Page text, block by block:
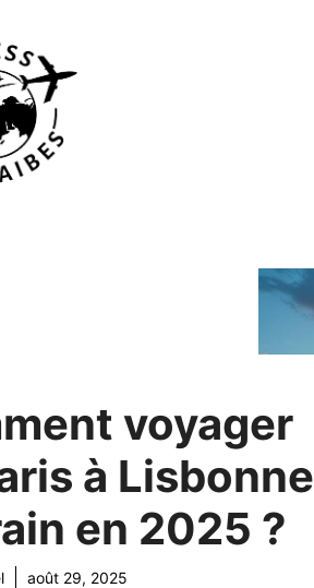
voyager
à Lisbonne
en 2025 ?
août 29, 2025